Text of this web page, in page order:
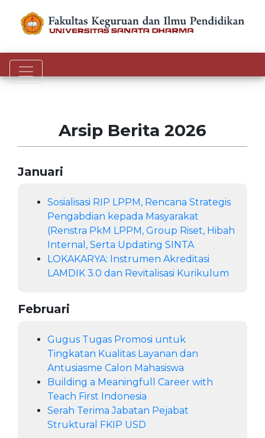
Toggle navigation
Arsip Berita 2026
Januari
Sosialisasi RIP LPPM, Rencana Strategis
Pengabdian kepada Masyarakat
(Renstra PkM LPPM, Group Riset, Hibah
Internal, Serta Updating SINTA
LOKAKARYA: Instrumen Akreditasi
LAMDIK 3.0 dan Revitalisasi Kurikulum
Februari
Gugus Tugas Promosi untuk
Tingkatan Kualitas Layanan dan
Antusiasme Calon Mahasiswa
Building a Meaningfull Career with
Teach First Indonesia
Serah Terima Jabatan Pejabat
Struktural FKIP USD